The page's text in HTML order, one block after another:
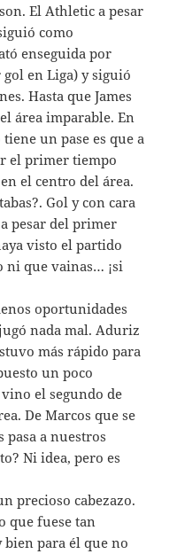
El Athletic a pesar
como
enseguida por
en Liga) y siguió
Hasta que James
área imparable. En
un pase es que a
el primer tiempo
el centro del área.
Gol y con cara
pesar del primer
visto el partido
que vainas… ¡si
oportunidades
nada mal. Aduriz
más rápido para
un poco
el segundo de
De Marcos que se
pasa a nuestros
Ni idea, pero es
precioso cabezazo.
que fuese tan
para él que no